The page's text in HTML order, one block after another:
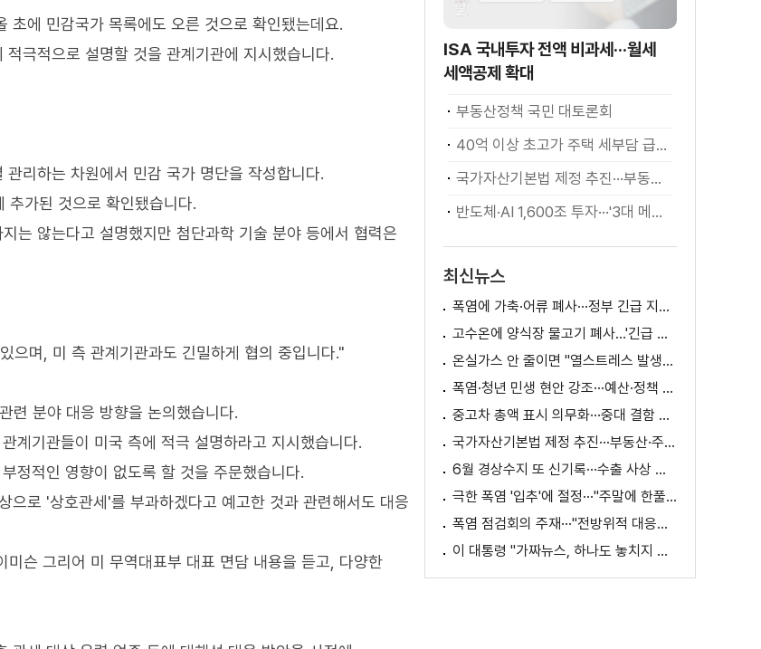
초에 민감국가 목록에도 오른 것으로 확인됐는데요.
극적으로 설명할 것을 관계기관에 지시했습니다.
리하는 차원에서 민감 국가 명단을 작성합니다.
추가된 것으로 확인됐습니다.
는 않는다고 설명했지만 첨단과학 기술 분야 등에서 협력은
으며, 미 측 관계기관과도 긴밀하게 협의 중입니다."
련 분야 대응 방향을 논의했습니다.
계기관들이 미국 측에 적극 설명하라고 지시했습니다.
정적인 영향이 없도록 할 것을 주문했습니다.
로 '상호관세'를 부과하겠다고 예고한 것과 관련해서도 대응
슨 그리어 미 무역대표부 대표 면담 내용을 듣고, 다양한
ISA 국내투자 전액 비과세···월세
세액공제 확대
부동산정책 국민 대토론회
40억 이상 초고가 주택 세부담 급증···실수요자 보호 강화
국가자산기본법 제정 추진···부동산·주식 등 통합 관리
반도체·AI 1,600조 투자···'3대 메가프로젝트' 속도
최신뉴스
폭염에 가축·어류 폐사···정부 긴급 지원책 마련
고수온에 양식장 물고기 폐사...'긴급 방류' 지원
온실가스 안 줄이면 "열스트레스 발생일 29배 증가"
폭염·청년 민생 현안 강조···예산·정책 방향 제시
중고차 총액 표시 의무화···중대 결함 시 '계약 해제'
국가자산기본법 제정 추진···부동산·주식 등 통합 관리
6월 경상수지 또 신기록···수출 사상 첫 1천억 달러
극한 폭염 '입추'에 절정···"주말에 한풀 꺾인다"
폭염 점검회의 주재···"전방위적 대응체계 가동"
이 대통령 "가짜뉴스, 하나도 놓치지 말고 바로잡아야"